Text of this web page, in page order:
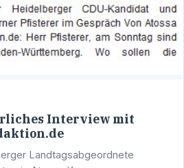
Interview mit
Landtagsabgeordnete